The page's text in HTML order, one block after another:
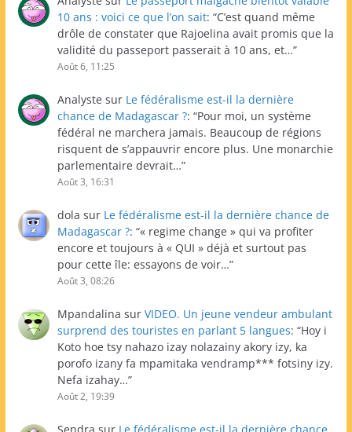
10 ans : voici ce que l’on sait: “C’est quand même
drôle de constater que Rajoelina avait promis que la
validité du passeport passerait à 10 ans, et…”
Août 6, 11:25
Analyste sur Le fédéralisme est-il la dernière
chance de Madagascar ?: “Pour moi, un système
fédéral ne marchera jamais. Beaucoup de régions
risquent de s’appauvrir encore plus. Une monarchie
parlementaire devrait…”
Août 3, 16:31
dola sur Le fédéralisme est-il la dernière chance de
Madagascar ?: “« regime change » qui va profiter
encore et toujours à « QUI » déjà et surtout pas
pour cette île: essayons de voir…”
Août 3, 08:26
Mpandalina sur VIDEO. Un jeune vendeur ambulant
surprend des touristes en parlant 5 langues: “Hoy i
Koto hoe tsy nahazo izay nolazainy akory izy, ka
porofo izany fa mpamitaka vendramp*** fotsiny izy.
Nefa izahay…”
Août 2, 19:39
Sendra sur Le fédéralisme est-il la dernière chance